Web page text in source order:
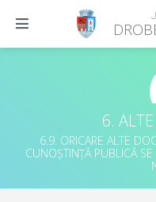
6.
6.9. ORICARE ALTE
CUNOȘTINȚĂ PUBLICĂ